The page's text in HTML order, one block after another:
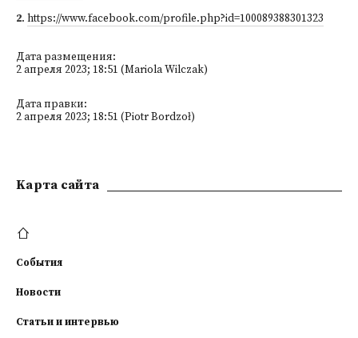
2. https://www.facebook.com/profile.php?id=100089388301323
Дата размещения:
2 апреля 2023; 18:51 (Mariola Wilczak)
Дата правки:
2 апреля 2023; 18:51 (Piotr Bordzoł)
Kарта сайта
События
Новости
Статьи и интервью